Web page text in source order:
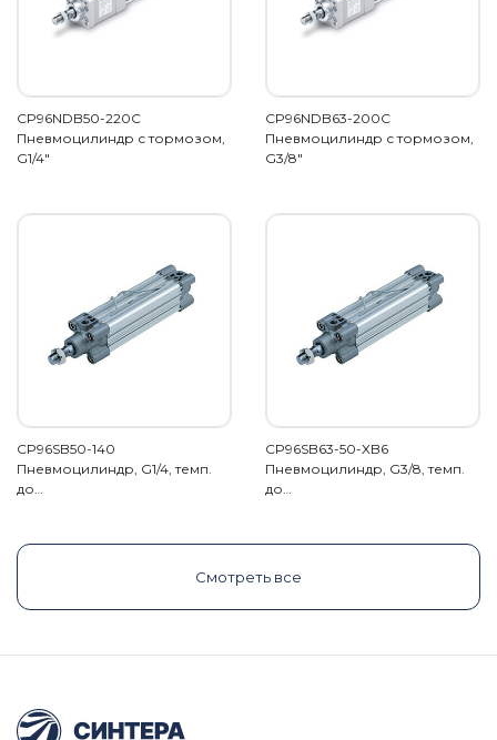
CP96NDB50-220C
Пневмоцилиндр с тормозом,
G1/4"
CP96NDB63-200C
Пневмоцилиндр с тормозом,
G3/8"
CP96SB50-140
Пневмоцилиндр, G1/4, темп.
до…
CP96SB63-50-XB6
Пневмоцилиндр, G3/8, темп.
до…
Смотреть все